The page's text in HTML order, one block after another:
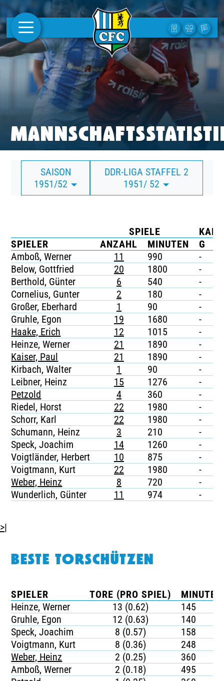
AKTUELLES
1. MANNSCHAFT
FRAUEN
CAMPUS
CLUB
CLUBMITGLIEDSCHAFT
BUSINESS
TICKETING
SAISON
1951/52
DDR-LIGA STAFFEL 2
1951/ 52
SPIELE
SPIELER
ANZAHL MINUTEN G
Amboß, Werner
11 990 -
Below, Gottfried
20 1800 -
Berthold, Günter
6 540 -
Cornelius, Gunter
2 180 -
Großer, Eberhard
1 90 -
Gruhle, Egon
19 1680 -
Haake, Erich
12 1015 -
Heinze, Werner
21 1890 -
Kaiser, Paul
21 1890 -
Kirbach, Walter
1 90 -
Leibner, Heinz
15 1276 -
Petzold
4 360 -
Riedel, Horst
22 1980 -
Schorr, Karl
22 1980 -
Schumann, Heinz
3 210 -
Speck, Joachim
14 1260 -
Voigtländer, Herbert
10 875 -
Voigtmann, Kurt
22 1980 -
Weber, Heinz
8 720 -
Wunderlich, Günter
11 974 -
>|
BESTE TORSCHÜTZEN
SPIELER TORE (PRO SPIEL)
Heinze, Werner
13 (0.62)
145
Gruhle, Egon
12 (0.63)
140
Speck, Joachim
8 (0.57)
158
Voigtmann, Kurt
8 (0.36)
248
Weber, Heinz
2 (0.25)
360
Amboß, Werner
2 (0.18)
495